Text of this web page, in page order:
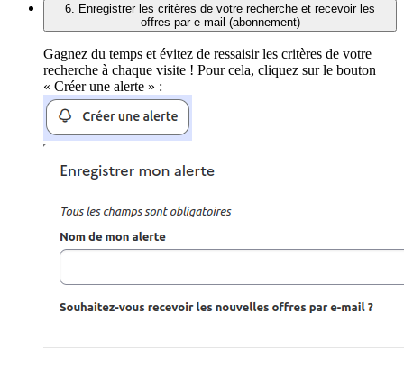
6. Enregistrer les critères de votre recherche et recevoir les
offres par e-mail (abonnement)
Gagnez du temps et évitez de ressaisir les critères de votre
recherche à chaque visite ! Pour cela, cliquez sur le bouton
« Créer une alerte » :